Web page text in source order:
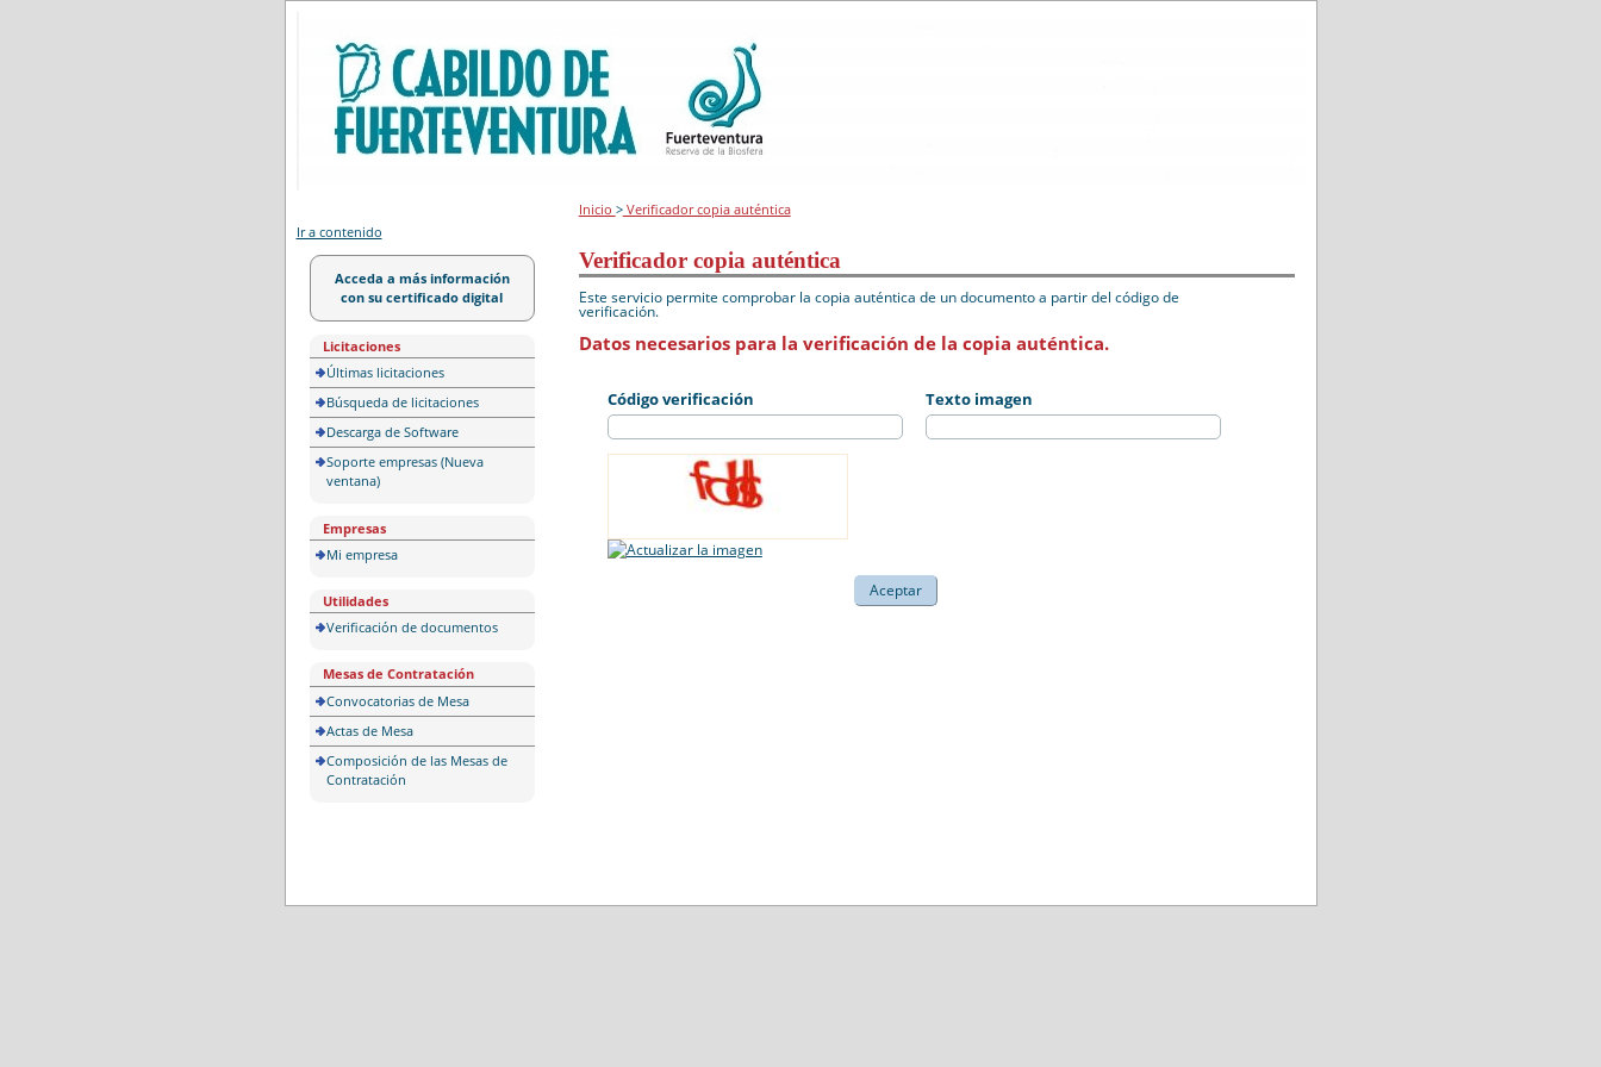
Ir a contenido
Acceda a más información
con su certificado digital
Licitaciones
Últimas licitaciones
Búsqueda de licitaciones
Descarga de Software
Soporte empresas (Nueva
ventana)
Empresas
Mi empresa
Utilidades
Verificación de documentos
Mesas de Contratación
Convocatorias de Mesa
Actas de Mesa
Composición de las Mesas de
Contratación
Inicio >Verificador copia auténtica
Verificador copia auténtica
Este servicio permite comprobar la copia auténtica de un documento a partir del código de
verificación.
Datos necesarios para la verificación de la copia auténtica.
Código verificación Texto imagen